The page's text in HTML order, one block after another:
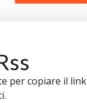
per copiare il link